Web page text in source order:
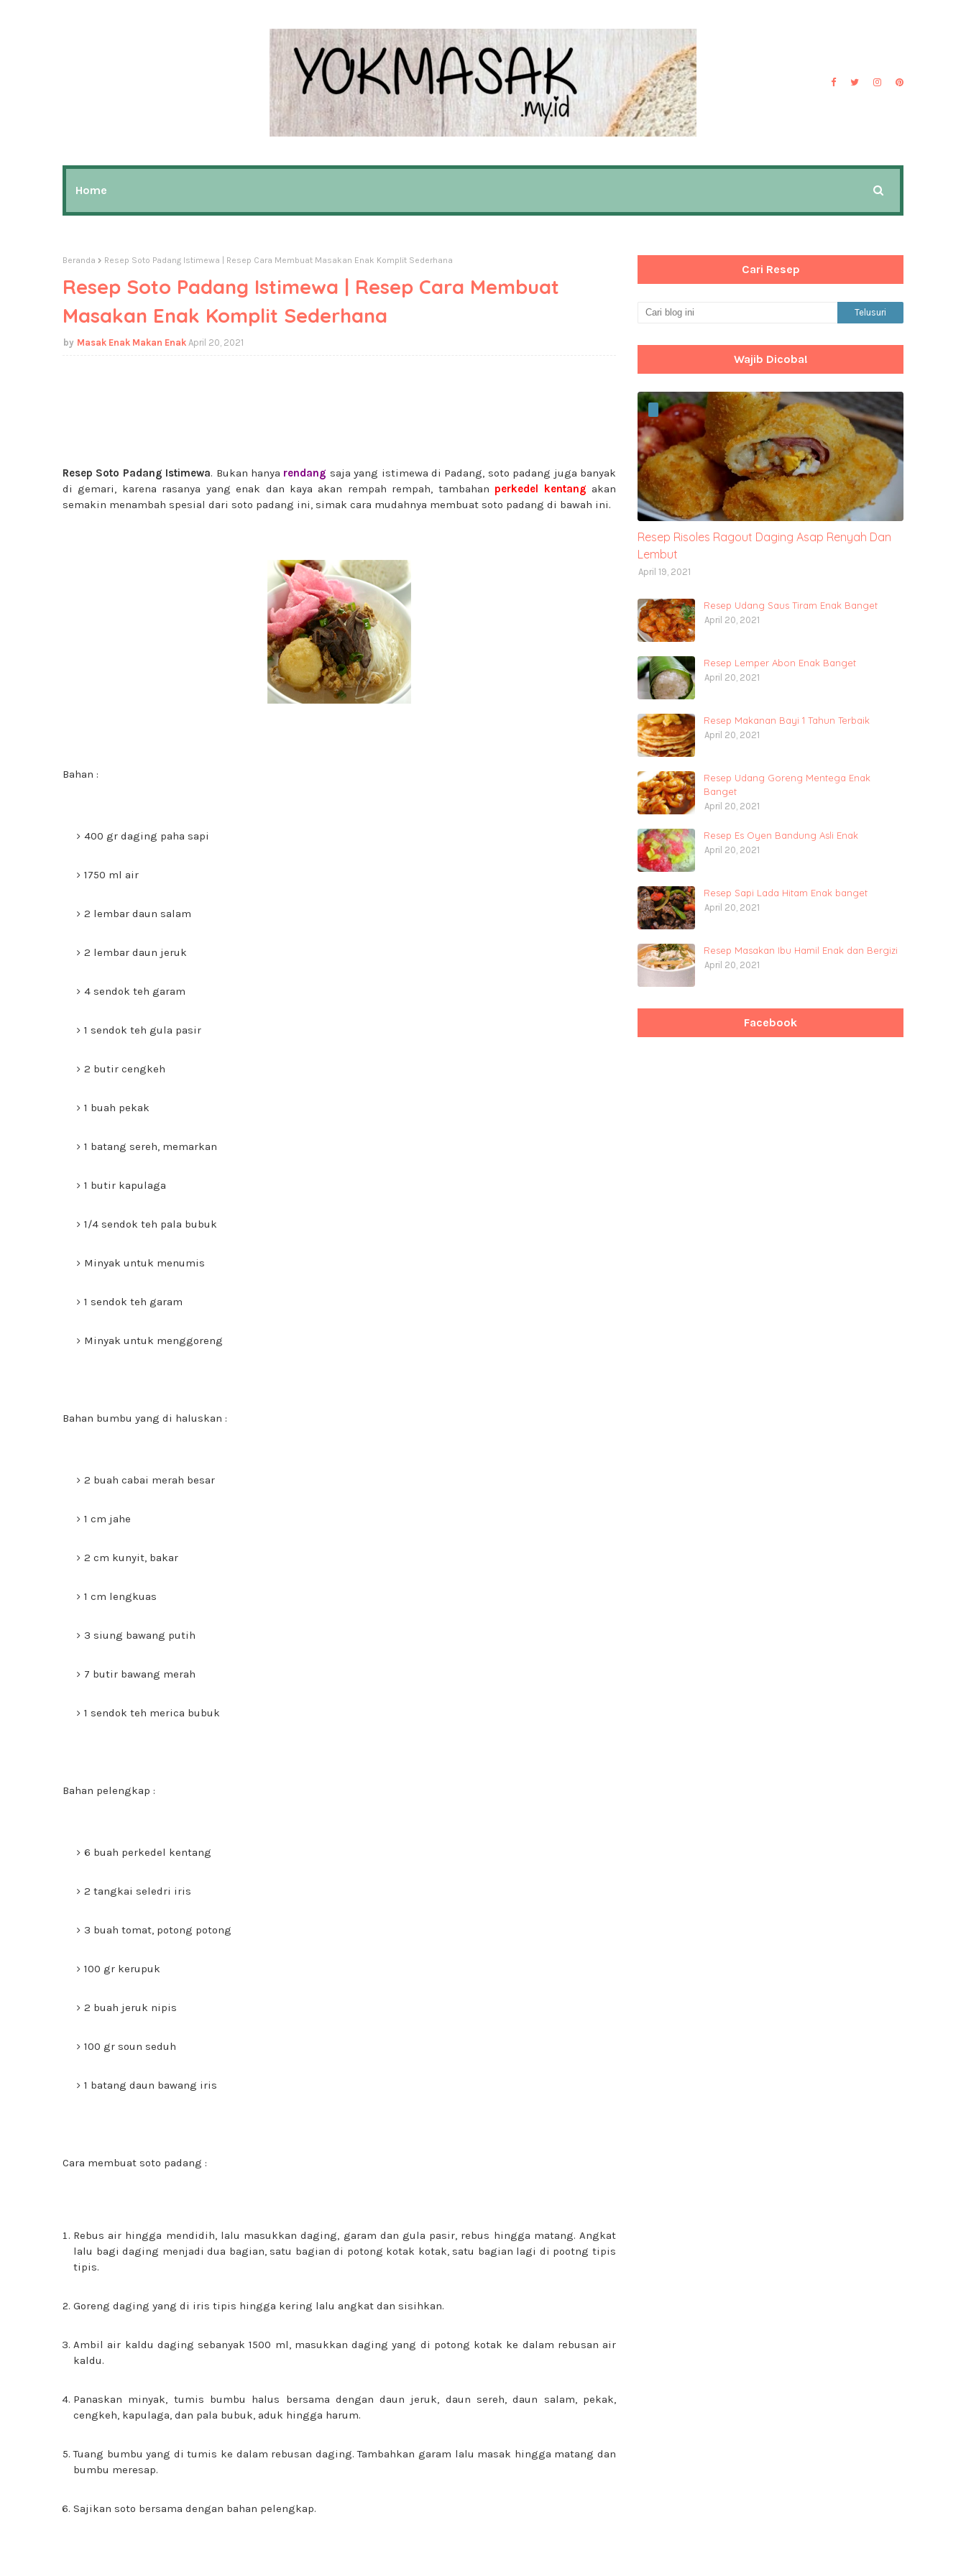
Home
Beranda Resep Soto Padang Istimewa | Resep Cara Membuat Masakan Enak Komplit Sederhana
Resep Soto Padang Istimewa | Resep Cara Membuat
Masakan Enak Komplit Sederhana
Masak Enak Makan Enak April 20, 2021
Resep Soto Padang Istimewa. Bukan hanya rendang saja yang istimewa di Padang, soto padang juga banyak
di gemari, karena rasanya yang enak dan kaya akan rempah rempah, tambahan perkedel kentang akan
semakin menambah spesial dari soto padang ini, simak cara mudahnya membuat soto padang di bawah ini.
Bahan :
400 gr daging paha sapi
1750 ml air
2 lembar daun salam
2 lembar daun jeruk
4 sendok teh garam
1 sendok teh gula pasir
2 butir cengkeh
1 buah pekak
1 batang sereh, memarkan
1 butir kapulaga
1/4 sendok teh pala bubuk
Minyak untuk menumis
1 sendok teh garam
Minyak untuk menggoreng
Bahan bumbu yang di haluskan :
2 buah cabai merah besar
1 cm jahe
2 cm kunyit, bakar
1 cm lengkuas
3 siung bawang putih
7 butir bawang merah
1 sendok teh merica bubuk
Bahan pelengkap :
6 buah perkedel kentang
2 tangkai seledri iris
3 buah tomat, potong potong
100 gr kerupuk
2 buah jeruk nipis
100 gr soun seduh
1 batang daun bawang iris
Cara membuat soto padang :
Rebus air hingga mendidih, lalu masukkan daging, garam dan gula pasir, rebus hingga matang. Angkat
lalu bagi daging menjadi dua bagian, satu bagian di potong kotak kotak, satu bagian lagi di pootng tipis
tipis.
Goreng daging yang di iris tipis hingga kering lalu angkat dan sisihkan.
Ambil air kaldu daging sebanyak 1500 ml, masukkan daging yang di potong kotak ke dalam rebusan air
kaldu.
Panaskan minyak, tumis bumbu halus bersama dengan daun jeruk, daun sereh, daun salam, pekak,
cengkeh, kapulaga, dan pala bubuk, aduk hingga harum.
Tuang bumbu yang di tumis ke dalam rebusan daging. Tambahkan garam lalu masak hingga matang dan
bumbu meresap.
Sajikan soto bersama dengan bahan pelengkap.
Cari Resep
Wajib Dicoba!
Resep Risoles Ragout Daging Asap Renyah Dan
Lembut
April 19, 2021
Resep Udang Saus Tiram Enak Banget
April 20, 2021
Resep Lemper Abon Enak Banget
April 20, 2021
Resep Makanan Bayi 1 Tahun Terbaik
April 20, 2021
Resep Udang Goreng Mentega Enak
Banget
April 20, 2021
Resep Es Oyen Bandung Asli Enak
April 20, 2021
Resep Sapi Lada Hitam Enak banget
April 20, 2021
Resep Masakan Ibu Hamil Enak dan Bergizi
April 20, 2021
Facebook